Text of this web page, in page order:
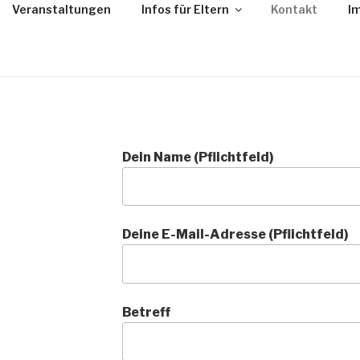
Veranstaltungen Infos für Eltern Kontakt
Dein Name (Pflichtfeld)
Deine E-Mail-Adresse (Pflichtfeld)
Betreff